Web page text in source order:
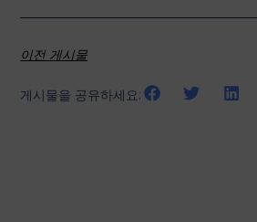
이전 게시물
게시물을 공유하세요: